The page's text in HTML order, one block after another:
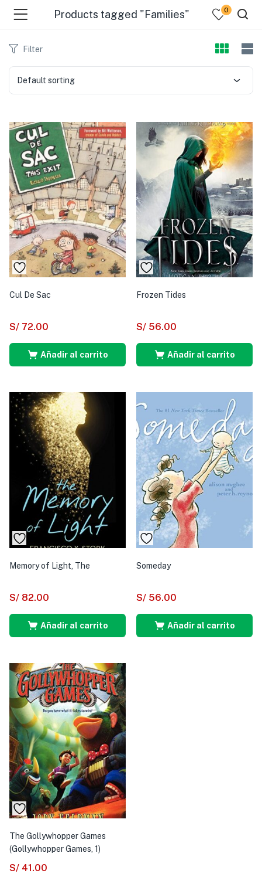
Products tagged "Families" 0
Filter
Default sorting
Cul De Sac
S/ 72.00
Añadir al carrito
Frozen Tides
S/ 56.00
Añadir al carrito
Memory of Light, The
S/ 82.00
Añadir al carrito
Someday
S/ 56.00
Añadir al carrito
The Gollywhopper Games
(Gollywhopper Games, 1)
S/ 41.00